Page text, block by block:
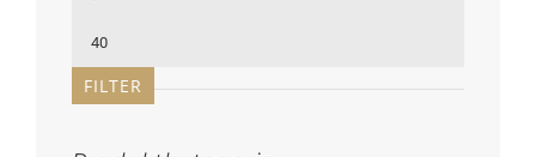
Max.
Preis
FILTER